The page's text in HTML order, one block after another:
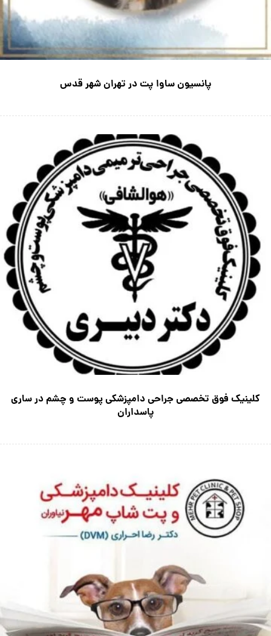
پانسیون ساوا پت در تهران شهر قدس
کلینیک فوق تخصصی جراحی دامپزشکی پوست و چشم در ساری
پاسداران